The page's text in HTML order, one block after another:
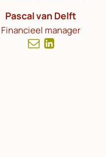
Pascal van Delft
Financieel manager